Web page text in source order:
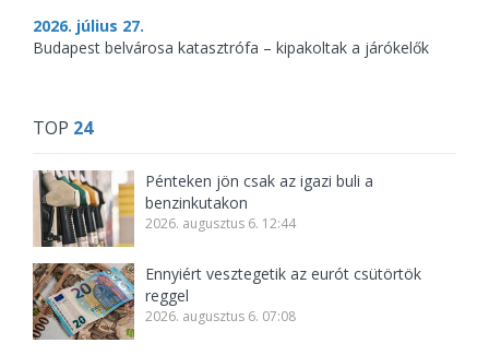
2026. július 27.
Budapest belvárosa katasztrófa – kipakoltak a járókelők
TOP 24
Pénteken jön csak az igazi buli a
benzinkutakon
2026. augusztus 6. 12:44
Ennyiért vesztegetik az eurót csütörtök
reggel
2026. augusztus 6. 07:08